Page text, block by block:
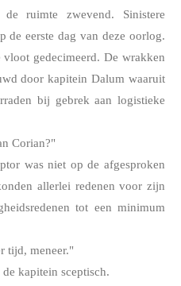
ruimte zwevend. Sinistere
de eerste dag van deze oorlog.
gedecimeerd. De wrakken
door kapitein Dalum waaruit
bij gebrek aan logistieke
Corian?"
was niet op de afgesproken
allerlei redenen voor zijn
tot een minimum
tijd, meneer."
kapitein sceptisch.